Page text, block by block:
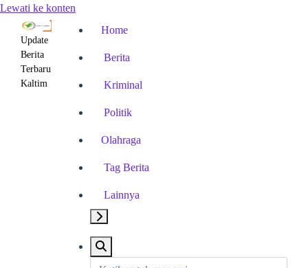
Lewati ke konten
Update
Berita
Terbaru
Kaltim
Home
Berita
Kriminal
Politik
Olahraga
Tag Berita
Lainnya